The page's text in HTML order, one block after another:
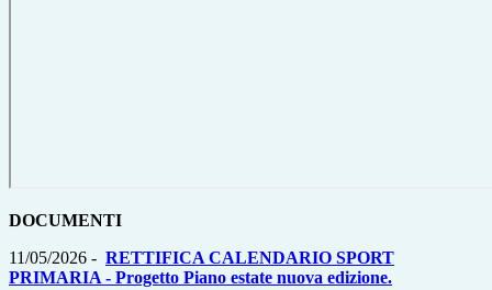
DOCUMENTI
11/05/2026 - RETTIFICA CALENDARIO SPORT
PRIMARIA - Progetto Piano estate nuova edizione.